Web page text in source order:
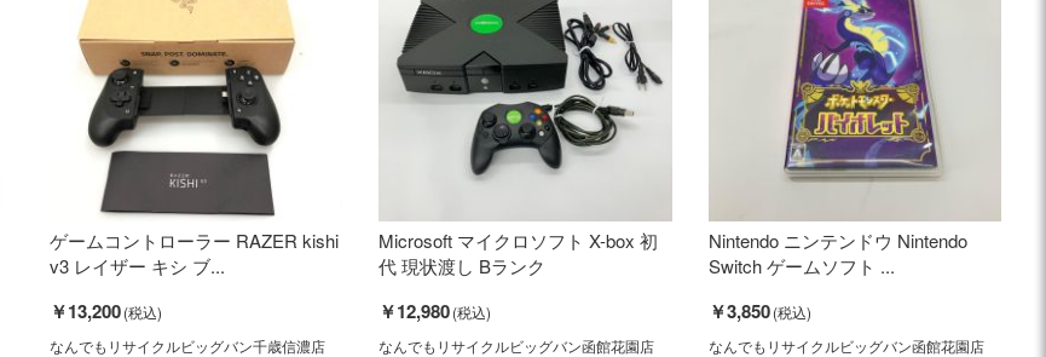
ゲームコントローラー RAZER kishi
v3 レイザー キシ ブ...
￥13,200
なんでもリサイクルビッグバン千歳信濃店
Microsoft マイクロソフト X-box 初
代 現状渡し Bランク
￥12,980
なんでもリサイクルビッグバン函館花園店
Nintendo ニンテンドウ Nintendo
Switch ゲームソフト ...
￥3,850
なんでもリサイクルビッグバン函館花園店